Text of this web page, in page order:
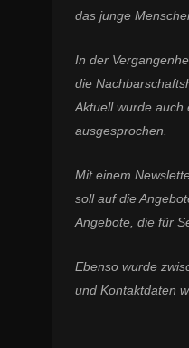
das junge
In der
die
Aktuell wurde auch
ausgesprochen.
Mit einem
soll auf die
Angebote, die für
Ebenso wurde
und Kontaktdaten